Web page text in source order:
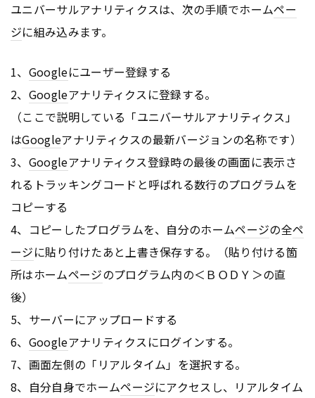
ユニバーサルアナリティクスは、次の手順でホームペー
ジに組み込みます。
1、 Googleにユーザー登録する
2、 Googleアナリティクスに登録する。
（ここで説明している「ユニバーサルアナリティクス」
はGoogleアナリティクスの最新バージョンの名称です）
3、 Googleアナリティクス登録時の最後の画面に表示さ
れるトラッキングコードと呼ばれる数行のプログラムを
コピーする
4、コピーしたプログラムを、自分のホームページの全ペ
ージに貼り付けたあと上書き保存する。（貼り付ける箇
所はホームページのプログラム内の＜ＢＯＤＹ＞の直
後）
5、サーバーにアップロードする
6、 Googleアナリティクスにログインする。
7、画面左側の「リアルタイム」を選択する。
8、自分自身でホームページにアクセスし、リアルタイム